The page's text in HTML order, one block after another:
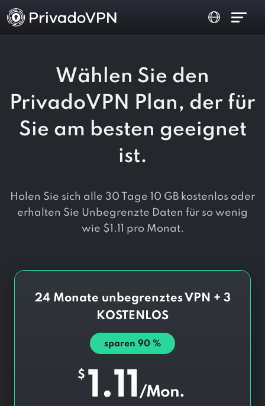
Wählen Sie den
PrivadoVPN Plan, der für
Sie am besten geeignet
ist.
Holen Sie sich alle 30 Tage 10 GB kostenlos oder
erhalten Sie Unbegrenzte Daten für so wenig
wie $1.11 pro Monat.
24 Monate unbegrenztes VPN + 3
KOSTENLOS
sparen 90 %
$ 1.11/Mon.